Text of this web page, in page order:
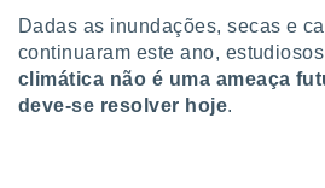
os
a
website,
Dadas as inundações, secas e
continuaram este ano,
climática não é uma ameaça
deve-se resolver hoje.